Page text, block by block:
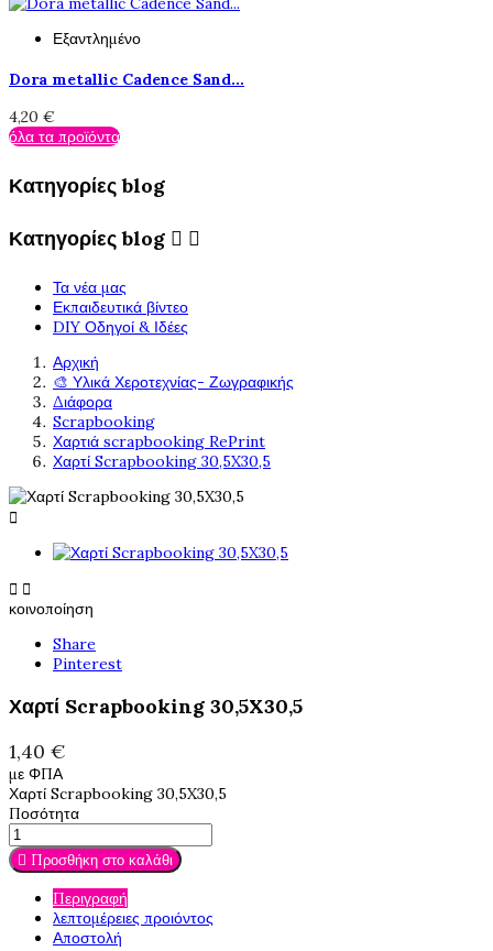
Εξαντλημένο
Dora metallic Cadence Sand...
4,20 €
όλα τα προϊόντα
Κατηγορίες blog
Κατηγορίες blog  
Τα νέα μας
Εκπαιδευτικά βίντεο
DIY Οδηγοί & Ιδέες
Αρχική
🎨 Υλικά Χεροτεχνίας- Ζωγραφικής
Διάφορα
Scrapbooking
Χαρτιά scrapbooking RePrint
Χαρτί Scrapbooking 30,5X30,5

 
κοινοποίηση
Share
Pinterest
Χαρτί Scrapbooking 30,5X30,5
1,40 €
με ΦΠΑ
Χαρτί Scrapbooking 30,5X30,5
Ποσότητα
 Προσθήκη στο καλάθι
Περιγραφή
λεπτομέρειες προιόντος
Αποστολή